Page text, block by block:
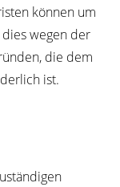
können um
wegen der
die dem
ist.